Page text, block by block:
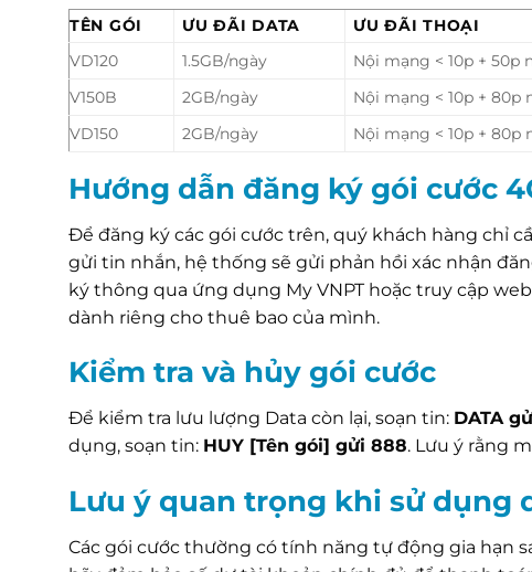
TÊN GÓI ƯU ĐÃI DATA ƯU ĐÃI THOẠI
VD120
1.5GB/ngày Nội mạng < 10p + 50p
V150B
2GB/ngày Nội mạng < 10p + 80p
VD150
2GB/ngày Nội mạng < 10p + 80p
Hướng dẫn đăng ký gói cước
Để đăng ký các gói cước trên, quý khách hàng chỉ
gửi tin nhắn, hệ thống sẽ gửi phản hồi xác nhận
ký thông qua ứng dụng My VNPT hoặc truy cập
dành riêng cho thuê bao của mình.
Kiểm tra và hủy gói cước
Để kiểm tra lưu lượng Data còn lại, soạn tin: DATA
dụng, soạn tin: HUY [Tên gói] gửi 888. Lưu ý rằng
Lưu ý quan trọng khi sử dụng
Các gói cước thường có tính năng tự động gia hạn